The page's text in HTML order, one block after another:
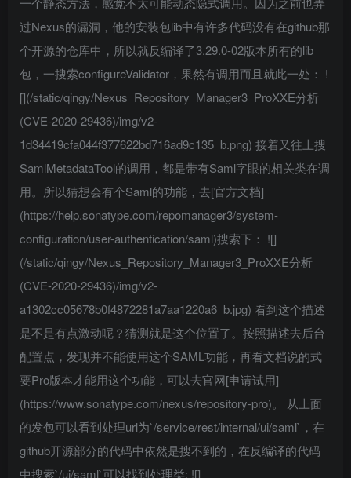
过Nexus的漏洞，他的安装包lib中有许多代码没有在github那
个开源的仓库中，所以就反编译了3.29.0-02版本所有的lib
包，一搜索configureValidator，果然有调用而且就此一处： !
[](/static/qingy/Nexus_Repository_Manager3_ProXXE分析
(CVE-2020-29436)/img/v2-
1d34419cfa044f377622bd716ad9c135_b.png) 接着又往上搜
SamlMetadataTool的调用，都是带有Saml字眼的相关类在调
用。所以猜想会有个Saml的功能，去[官方文档]
(https://help.sonatype.com/repomanager3/system-
configuration/user-authentication/saml)搜索下： ![]
(/static/qingy/Nexus_Repository_Manager3_ProXXE分析
(CVE-2020-29436)/img/v2-
a1302cc05678b0f4872281a7aa1220a6_b.jpg) 看到这个描述
是不是有点激动呢？猜测就是这个位置了。按照描述去后台
配置点，发现并不能使用这个SAML功能，再看文档说的式
要Pro版本才能用这个功能，可以去官网[申请试用]
(https://www.sonatype.com/nexus/repository-pro)。 从上面
的发包可以看到处理url为`/service/rest/internal/ui/saml`，在
github开源部分的代码中依然是搜不到的，在反编译的代码
中搜索`/ui/saml`可以找到处理类: ![]